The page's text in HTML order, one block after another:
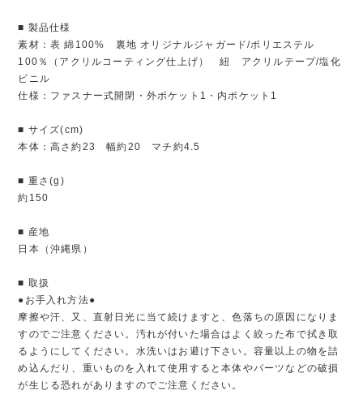
■ 製品仕様
素材：表 綿100% 裏地 オリジナルジャガード/ポリエステル
100％（アクリルコーティング仕上げ） 紐 アクリルテープ/塩化
ビニル
仕様：ファスナー式開閉・外ポケット1・内ポケット1
■ サイズ(cm)
本体：高さ約23 幅約20 マチ約4.5
■ 重さ(g)
約150
■ 産地
日本（沖縄県）
■ 取扱
●お手入れ方法●
摩擦や汗、又、直射日光に当て続けますと、色落ちの原因になりま
すのでご注意ください。汚れが付いた場合はよく絞った布で拭き取
るようにしてください。水洗いはお避け下さい。容量以上の物を詰
め込んだり、重いものを入れて使用すると本体やパーツなどの破損
が生じる恐れがありますのでご注意ください。